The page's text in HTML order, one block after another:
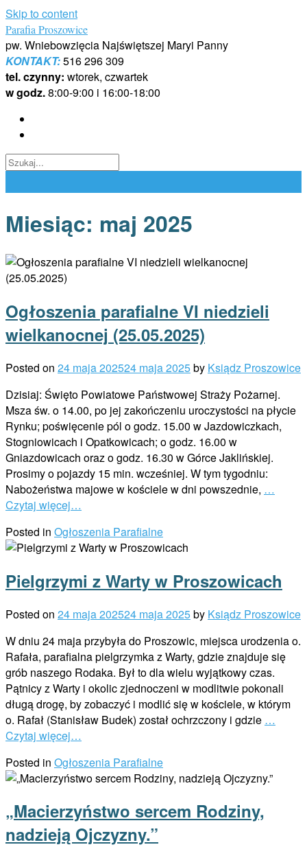
Skip to content
Parafia Proszowice
pw. Wniebowzięcia Najświętszej Maryi Panny
KONTAKT:516 296 309
tel. czynny: wtorek, czwartek
w godz.8:00-9:00 i 16:00-18:00
Miesiąc: maj 2025
Ogłoszenia parafialne VI niedzieli
wielkanocnej (25.05.2025)
Posted on 24 maja 202524 maja 2025by Ksiądz Proszowice
Dzisiaj: Święto Powiatowe Państwowej Straży Pożarnej.
Msza św. o 14.00, po jej zakończeniu uroczystości na płycie
Rynku; poświęcenie pól o godz. 15.00 w Jazdowiczkach,
Stogniowicach i Opatkowicach; o godz. 16.00 w
Gniazdowicach oraz o godz. 16.30 w Górce Jaklińskiej.
Prosimy o pojazdy 15 min. wcześniej. W tym tygodniu:
Nabożeństwa majowe w kościele w dni powszednie, …
Czytaj więcej…
Posted in Ogłoszenia Parafialne
Pielgrzymi z Warty w Proszowicach
Posted on 24 maja 202524 maja 2025by Ksiądz Proszowice
W dniu 24 maja przybyła do Proszowic, miejsca urodzenia o.
Rafała, parafialna pielgrzymka z Warty, gdzie znajduje się
grób naszego Rodaka. Był to dla wielu wyjątkowy czas.
Pątnicy z Warty i okolic zjednoczeni w modlitwie pokonali
długą drogę, by zobaczyć i modlić się w kościele, w którym
o. Rafał (Stanisław Budek) został ochrzczony i gdzie …
Czytaj więcej…
Posted in Ogłoszenia Parafialne
„Macierzyństwo sercem Rodziny,
nadzieją Ojczyzny.”